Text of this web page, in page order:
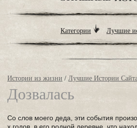
Категории Лучшие
Истории из жизни / Лучшие Истории
Дозвалась
Со слов моего деда, эти события